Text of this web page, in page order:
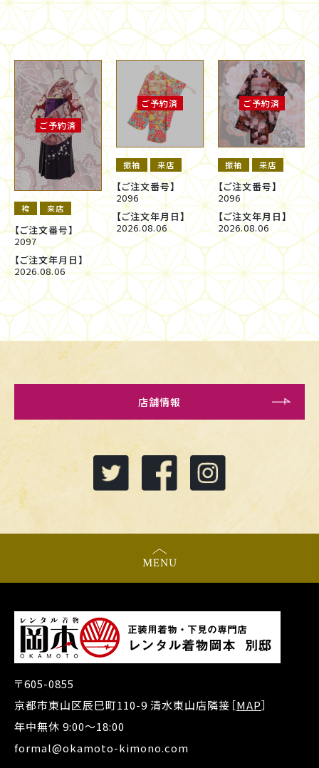
ご予約済
袴 来店
【ご注文番号】
2097
【ご注文年月日】
2026.08.06
ご予約済
振袖 来店
【ご注文番号】
2096
【ご注文年月日】
2026.08.06
ご予約済
振袖 来店
【ご注文番号】
2096
【ご注文年月日】
2026.08.06
店舗情報
MENU
〒605-0855
京都市東山区辰巳町110-9 清水東山店隣接［MAP］
年中無休 9:00～18:00
formal@okamoto-kimono.com